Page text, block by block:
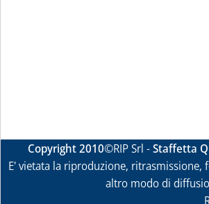
Copyright 2010©RIP Srl -Staffetta
E' vietata la riproduzione,
altro modo di